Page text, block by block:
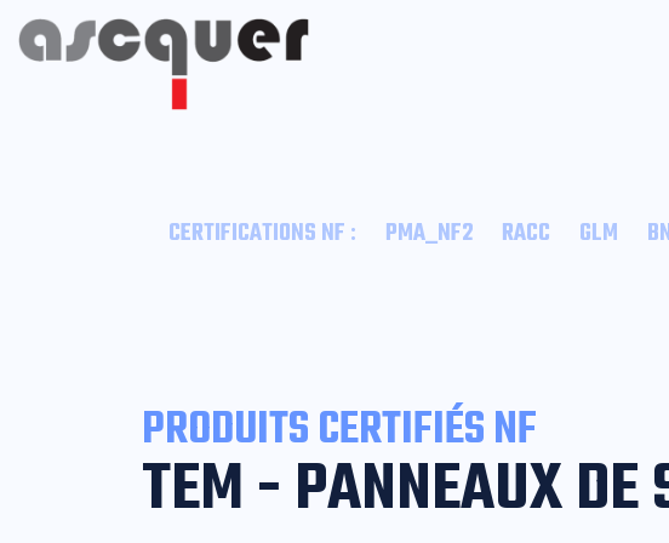
CERTIFICATIONS NF : PMA_NF2 RACC GLM
PRODUITS CERTIFIÉS NF
TEM - PANNEAUX DE